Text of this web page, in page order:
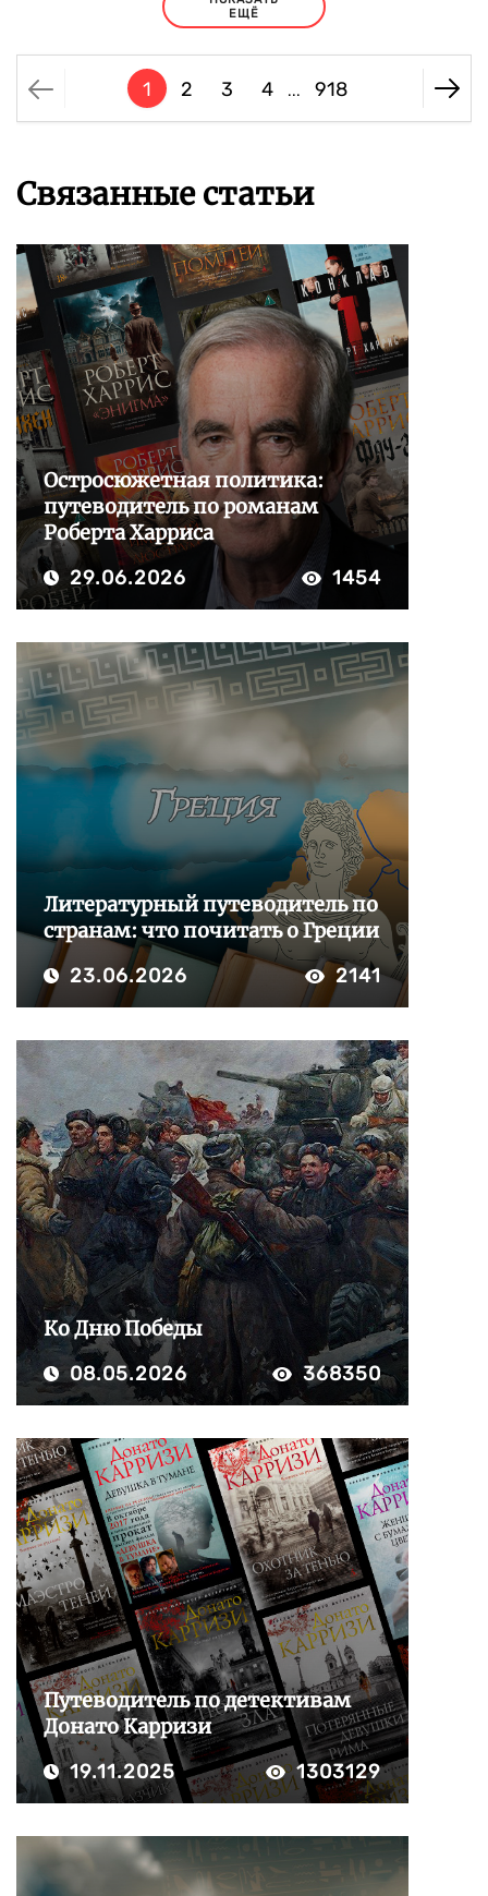
ЕЩЁ
1 2 3 4 ... 918
Связанные статьи
Остросюжетная политика:
путеводитель по романам
Роберта Харриса
29.06.2026 1454
Литературный путеводитель по
странам: что почитать о Греции
23.06.2026 2141
Ко Дню Победы
08.05.2026 368350
Путеводитель по детективам
Донато Карризи
19.11.2025 1303129